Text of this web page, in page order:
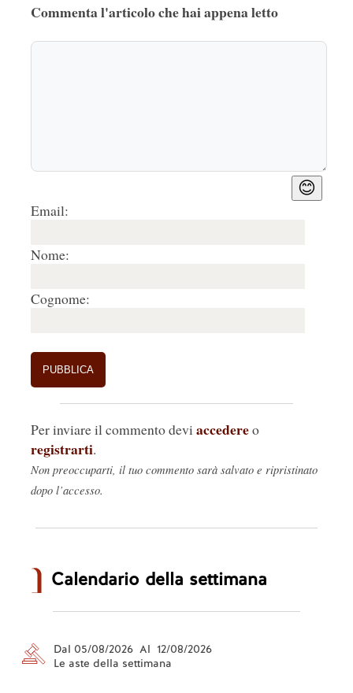
Commenta l'articolo che hai appena letto
😊
Email:
Nome:
Cognome:
Per inviare il commento devi accedereo
registrarti.
Non preoccuparti, il tuo commento sarà salvato e ripristinato
dopo l’accesso.
Calendario della settimana
Dal 05/08/2026 Al 12/08/2026
Le aste della settimana